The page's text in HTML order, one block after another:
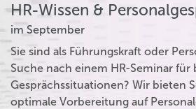
HR-Wissen &
im September
Sie sind als Führungskraft oder
Suche nach einem HR-Seminar für
Gesprächssituationen? Wir bieten
optimale Vorbereitung auf